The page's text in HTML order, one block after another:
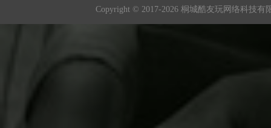
Copyright © 2017-2026 桐城酷友玩网络科技有